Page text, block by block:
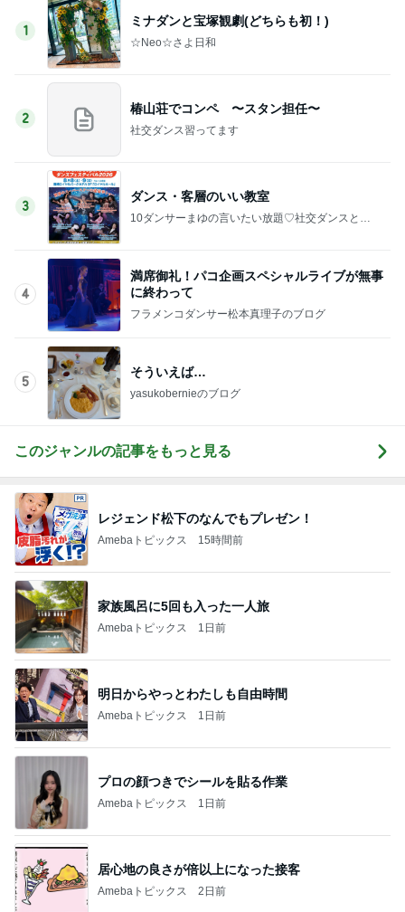
1
ミナダンと宝塚観劇(どちらも初！)
☆Neo☆さよ日和
2
椿山荘でコンペ 〜スタン担任〜
社交ダンス習ってます
3
ダンス・客層のいい教室
10ダンサーまゆの言いたい放題♡社交ダンスと競
4
満席御礼！パコ企画スペシャルライブが無事
に終わって
フラメンコダンサー松本真理子のブログ
5
そういえば…
yasukobernieのブログ
このジャンルの記事をもっと見る
レジェンド松下のなんでもプレゼン！
Amebaトピックス 15時間前
家族風呂に5回も入った一人旅
Amebaトピックス 1日前
明日からやっとわたしも自由時間
Amebaトピックス 1日前
プロの顔つきでシールを貼る作業
Amebaトピックス 1日前
居心地の良さが倍以上になった接客
Amebaトピックス 2日前